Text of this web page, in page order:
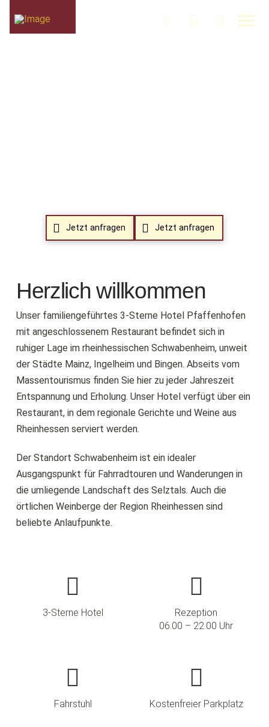
Jetzt anfragen Jetzt anfragen
Herzlich willkommen
Unser familiengeführtes 3-Sterne Hotel Pfaffenhofen
mit angeschlossenem Restaurant befindet sich in
ruhiger Lage im rheinhessischen Schwabenheim, unweit
der Städte Mainz, Ingelheim und Bingen. Abseits vom
Massentourismus finden Sie hier zu jeder Jahreszeit
Entspannung und Erholung. Unser Hotel verfügt über ein
Restaurant, in dem regionale Gerichte und Weine aus
Rheinhessen serviert werden.
Der Standort Schwabenheim ist ein idealer
Ausgangspunkt für Fahrradtouren und Wanderungen in
die umliegende Landschaft des Selztals. Auch die
örtlichen Weinberge der Region Rheinhessen sind
beliebte Anlaufpunkte.
3-Sterne Hotel
Rezeption
06.00 – 22.00 Uhr
Fahrstuhl Kostenfreier Parkplatz